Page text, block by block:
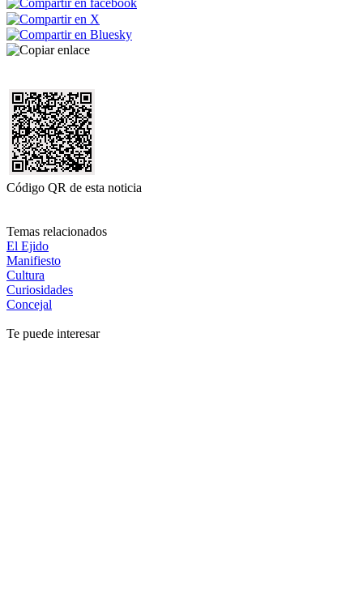
Código QR de esta noticia
Temas relacionados
El Ejido
Manifiesto
Cultura
Curiosidades
Concejal
Te puede interesar